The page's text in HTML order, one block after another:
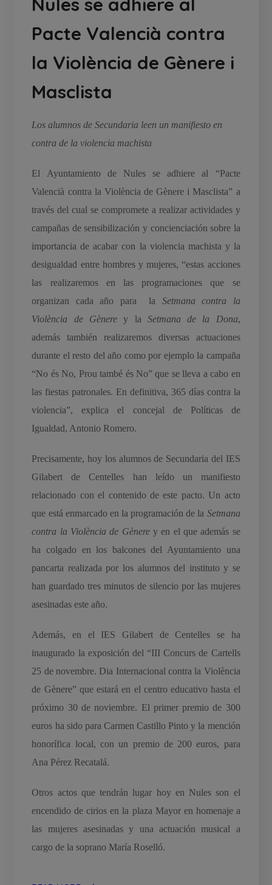
Pacte Valencià contra
la Violència de Gènere i
Masclista
Los alumnos de Secundaria leen un manifiesto en
contra de la violencia machista
El Ayuntamiento de Nules se adhiere al “Pacte
Valencià contra la Violència de Gènere i Masclista” a
través del cual se compromete a realizar actividades y
campañas de sensibilización y concienciación sobre la
importancia de acabar con la violencia machista y la
desigualdad entre hombres y mujeres, “estas acciones
las realizaremos en las programaciones que se
organizan cada año para la Setmana contra la
Violència de Gènerey la Setmana de la Dona,
además también realizaremos diversas actuaciones
durante el resto del año como por ejemplo la campaña
“No és No, Prou també és No” que se lleva a cabo en
las fiestas patronales. En definitiva, 365 días contra la
violencia”, explica el concejal de Políticas de
Igualdad, Antonio Romero.
Precisamente, hoy los alumnos de Secundaria del IES
Gilabert de Centelles han leído un manifiesto
relacionado con el contenido de este pacto. Un acto
que está enmarcado en la programación de la Setmana
contra la Violència de Gènerey en el que además se
ha colgado en los balcones del Ayuntamiento una
pancarta realizada por los alumnos del instituto y se
han guardado tres minutos de silencio por las mujeres
asesinadas este año.
Además, en el IES Gilabert de Centelles se ha
inaugurado la exposición del “III Concurs de Cartells
25 de novembre. Dia Internacional contra la Violència
de Gènere” que estará en el centro educativo hasta el
próximo 30 de noviembre. El primer premio de 300
euros ha sido para Carmen Castillo Pinto y la mención
honorífica local, con un premio de 200 euros, para
Ana Pérez Recatalá.
Otros actos que tendrán lugar hoy en Nules son el
encendido de cirios en la plaza Mayor en homenaje a
las mujeres asesinadas y una actuación musical a
cargo de la soprano María Roselló.